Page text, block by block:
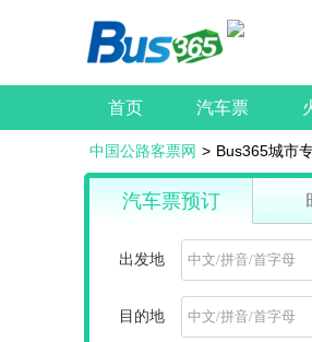
首页 汽车票
中国公路客票网 > Bus365城市
汽车票预订
出发地
目的地